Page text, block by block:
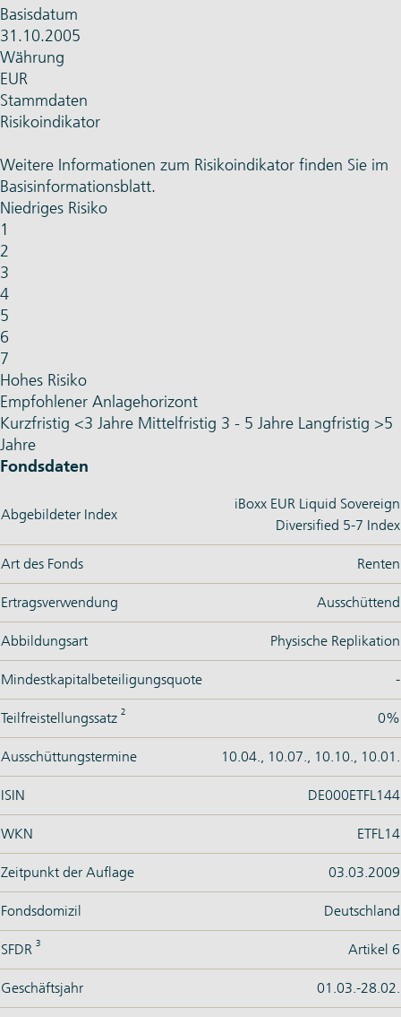
Basisdatum
31.10.2005
Währung
EUR
Stammdaten
Risikoindikator
Weitere Informationen zum Risikoindikator finden Sie im
Basisinformationsblatt.
Niedriges Risiko
1
2
3
4
5
6
7
Hohes Risiko
Empfohlener Anlagehorizont
Kurzfristig <3 Jahre Mittelfristig 3 - 5 Jahre Langfristig >5
Jahre
Fondsdaten
Abgebildeter Index
iBoxx EUR Liquid Sovereign
Diversified 5-7 Index
Art des Fonds Renten
Ertragsverwendung Ausschüttend
Abbildungsart Physische Replikation
Mindestkapitalbeteiligungsquote -
Teilfreistellungssatz 2 0%
Ausschüttungstermine 10.04., 10.07., 10.10., 10.01.
ISIN DE000ETFL144
WKN ETFL14
Zeitpunkt der Auflage 03.03.2009
Fondsdomizil Deutschland
SFDR 3 Artikel 6
Geschäftsjahr 01.03.-28.02.